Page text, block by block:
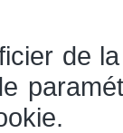
de